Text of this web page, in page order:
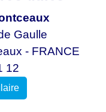
Gaulle
- FRANCE
12